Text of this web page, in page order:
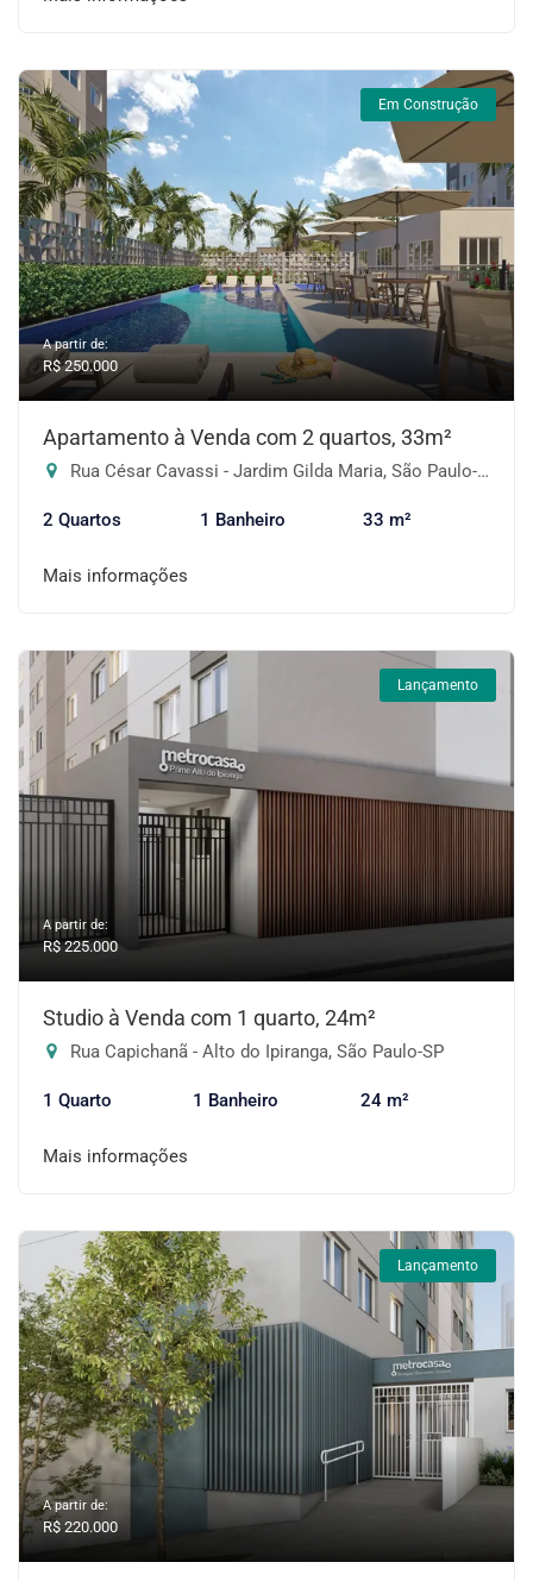
Em Construção
A partir de:
R$ 250.000
Apartamento à Venda com 2 quartos, 33m²
Rua César Cavassi - Jardim Gilda Maria, São Paulo-SP
2 Quartos 1 Banheiro 33 m²
Mais informações
Lançamento
A partir de:
R$ 225.000
Studio à Venda com 1 quarto, 24m²
Rua Capichanã - Alto do Ipiranga, São Paulo-SP
1 Quarto 1 Banheiro 24 m²
Mais informações
Lançamento
A partir de:
R$ 220.000